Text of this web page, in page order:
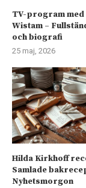
TV-program med
Wistam –
och biografi
25 maj, 2026
Hilda Kirkhoff
Samlade
Nyhetsmorgon